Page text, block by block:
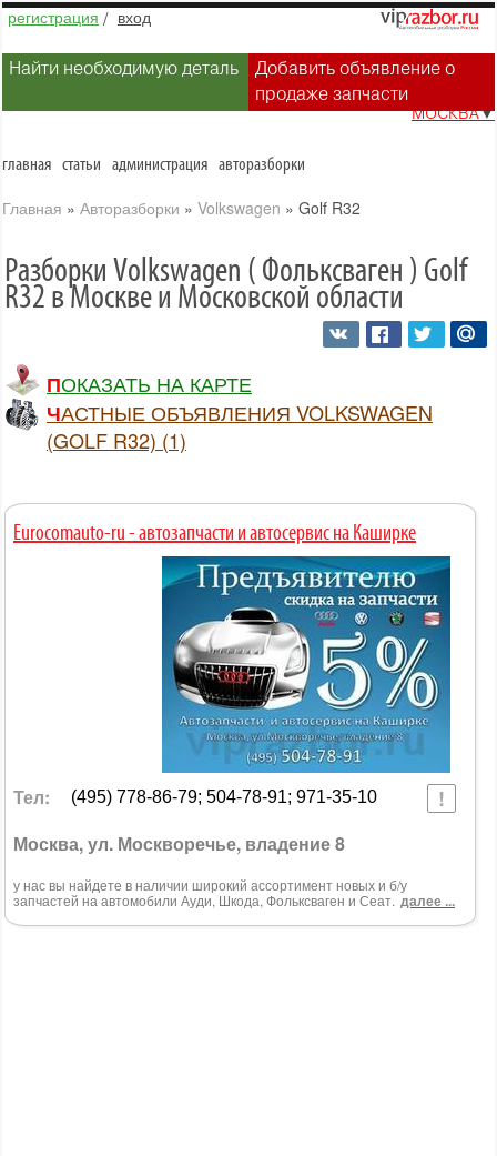
регистрация / вход
Найти необходимую деталь
Добавить объявление о
продаже запчасти
МОСКВА▼
главная статьи администрация авторазборки
Главная » Авторазборки » Volkswagen » Golf R32
Разборки Volkswagen ( Фольксваген ) Golf
R32 в Москве и Московской области
ПОКАЗАТЬ НА КАРТЕ
ЧАСТНЫЕ ОБЪЯВЛЕНИЯ VOLKSWAGEN
(GOLF R32) (1)
Eurocomauto-ru - автозапчасти и автосервис на Каширке
Тел: (495) 778-86-79; 504-78-91; 971-35-10
Москва, ул. Москворечье, владение 8
у нас вы найдете в наличии широкий ассортимент новых и б/у
запчастей на автомобили Ауди, Шкода, Фольксваген и Сеат. далее ...